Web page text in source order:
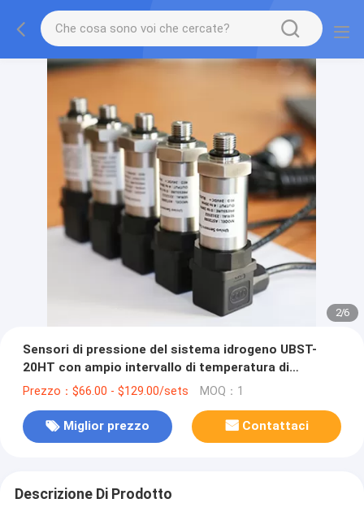
2/6
Sensori di pressione del sistema idrogeno UBST-
20HT con ampio intervallo di temperatura di
funzionamento
Prezzo：$66.00 - $129.00/sets MOQ：1
Miglior prezzo Contattaci
Descrizione Di Prodotto